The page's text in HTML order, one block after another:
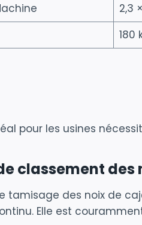
2,3
180
pour les usines
classement
tamisage des noix de
Elle est